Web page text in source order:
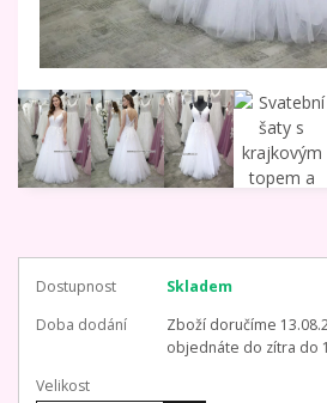
Dostupnost
Skladem
Doba dodání
Zboží doručíme
objednáte do zítra do
Velikost